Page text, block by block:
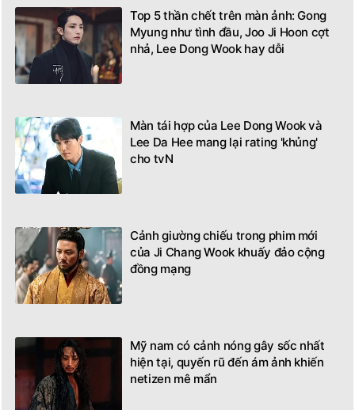
Top 5 thần chết trên màn ảnh: Gong
Myung như tình đầu, Joo Ji Hoon cợt
nhả, Lee Dong Wook hay dỗi
Màn tái hợp của Lee Dong Wook và
Lee Da Hee mang lại rating 'khủng'
cho tvN
Cảnh giường chiếu trong phim mới
của Ji Chang Wook khuấy đảo cộng
đồng mạng
Mỹ nam có cảnh nóng gây sốc nhất
hiện tại, quyến rũ đến ám ảnh khiến
netizen mê mẩn